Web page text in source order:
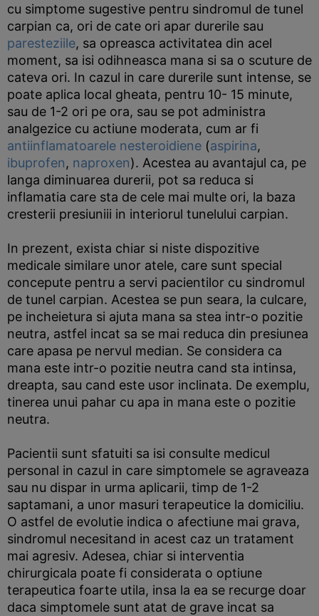
cu simptome sugestive pentru sindromul de tunel
carpian ca, ori de cate ori apar durerile sau
paresteziile, sa opreasca activitatea din acel
moment, sa isi odihneasca mana si sa o scuture de
cateva ori. In cazul in care durerile sunt intense, se
poate aplica local gheata, pentru 10- 15 minute,
sau de 1-2 ori pe ora, sau se pot administra
analgezice cu actiune moderata, cum ar fi
antiinflamatoarele nesteroidiene (aspirina,
ibuprofen, naproxen). Acestea au avantajul ca, pe
langa diminuarea durerii, pot sa reduca si
inflamatia care sta de cele mai multe ori, la baza
cresterii presiuniii in interiorul tunelului carpian.
In prezent, exista chiar si niste dispozitive
medicale similare unor atele, care sunt special
concepute pentru a servi pacientilor cu sindromul
de tunel carpian. Acestea se pun seara, la culcare,
pe incheietura si ajuta mana sa stea intr-o pozitie
neutra, astfel incat sa se mai reduca din presiunea
care apasa pe nervul median. Se considera ca
mana este intr-o pozitie neutra cand sta intinsa,
dreapta, sau cand este usor inclinata. De exemplu,
tinerea unui pahar cu apa in mana este o pozitie
neutra.
Pacientii sunt sfatuiti sa isi consulte medicul
personal in cazul in care simptomele se agraveaza
sau nu dispar in urma aplicarii, timp de 1-2
saptamani, a unor masuri terapeutice la domiciliu.
O astfel de evolutie indica o afectiune mai grava,
sindromul necesitand in acest caz un tratament
mai agresiv. Adesea, chiar si interventia
chirurgicala poate fi considerata o optiune
terapeutica foarte utila, insa la ea se recurge doar
daca simptomele sunt atat de grave incat sa